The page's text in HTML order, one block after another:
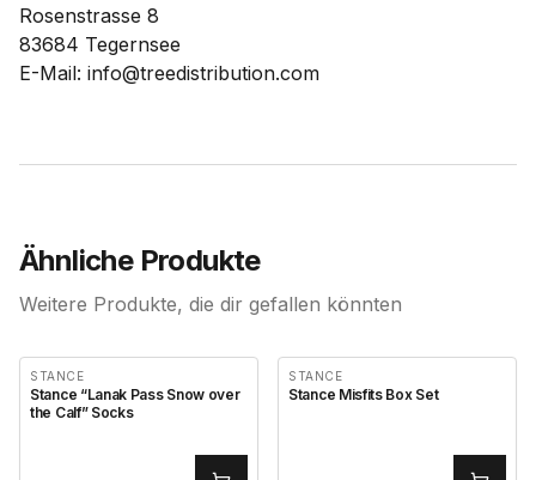
Rosenstrasse 8
83684 Tegernsee
E-Mail: info@treedistribution.com
Ähnliche Produkte
Weitere Produkte, die dir gefallen könnten
STANCE
Stance “Lanak Pass Snow over
the Calf” Socks
STANCE
Stance Misfits Box Set